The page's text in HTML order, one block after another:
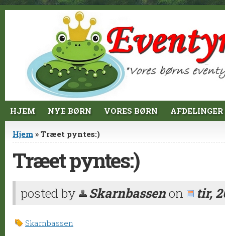
Jump to Content
HJEM NYE BØRN VORES BØRN AFDELINGER
Du er her
Hjem » Træet pyntes:)
Træet pyntes:)
posted by Skarnbassenon tir,
Skarnbassen